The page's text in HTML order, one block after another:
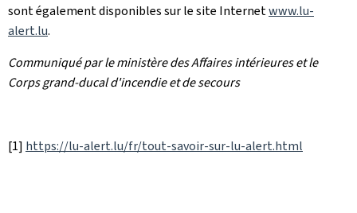
sont également disponibles sur le site Internetwww.lu-
alert.lu.
Communiqué par le ministère des Affaires intérieures et le
Corps grand-ducal d'incendie et de secours
[1] https://lu-alert.lu/fr/tout-savoir-sur-lu-alert.html